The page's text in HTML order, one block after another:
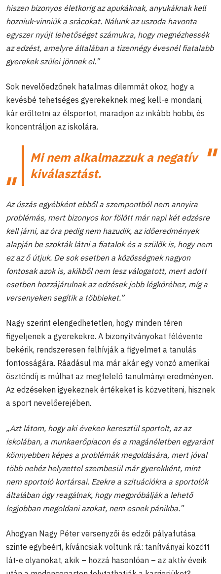
hiszen bizonyos életkorig az apukáknak, anyukáknak kell
hozniuk-vinniük a srácokat. Nálunk az uszoda havonta
egyszer nyújt lehetőséget számukra, hogy megnézhessék
az edzést, amelyre általában a tizennégy évesnél fiatalabb
gyerekek szülei jönnek el.”
Sok nevelőedzőnek hatalmas dilemmát okoz, hogy a
kevésbé tehetséges gyerekeknek meg kell-e mondani,
kár erőltetni az élsportot, maradjon az inkább hobbi, és
koncentráljon az iskolára.
Mi nem alkalmazzuk a negatív
kiválasztást.
Az úszás egyébként ebből a szempontból nem annyira
problémás, mert bizonyos kor fölött már napi két edzésre
kell járni, az óra pedig nem hazudik, az időeredmények
alapján be szokták látni a fiatalok és a szülők is, hogy nem
ez az ő útjuk. De sok esetben a közösségnek nagyon
fontosak azok is, akikből nem lesz válogatott, mert adott
esetben hozzájárulnak az edzések jobb légköréhez, míg a
versenyeken segítik a többieket.”
Nagy szerint elengedhetetlen, hogy minden téren
figyeljenek a gyerekekre. A bizonyítványokat félévente
bekérik, rendszeresen felhívják a figyelmet a tanulás
fontosságára. Ráadásul ma már akár egy vonzó amerikai
ösztöndíj is múlhat az megfelelő tanulmányi eredményen.
Az edzéseken igyekeznek értékeket is közvetíteni, hisznek
a sport nevelőerejében.
„Azt látom, hogy aki éveken keresztül sportolt, az az
iskolában, a munkaerőpiacon és a magánéletben egyaránt
könnyebben képes a problémák megoldására, mert jóval
több nehéz helyzettel szembesül már gyerekként, mint
nem sportoló kortársai. Ezekre a szituációkra a sportolók
általában úgy reagálnak, hogy megpróbálják a lehető
legjobban megoldani azokat, nem esnek pánikba.”
Ahogyan Nagy Péter versenyzői és edzői pályafutása
szinte egybeért, kíváncsiak voltunk rá: tanítványai között
lát-e olyanokat, akik – hozzá hasonlóan – az aktív éveik